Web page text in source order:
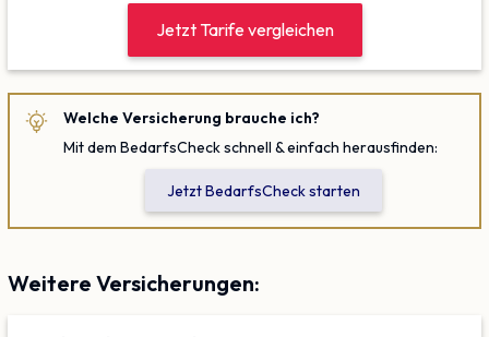
Jetzt Tarife vergleichen
Welche Versicherung brauche ich?
Mit dem BedarfsCheck schnell & einfach herausfinden:
Jetzt BedarfsCheck starten
Weitere Versicherungen: